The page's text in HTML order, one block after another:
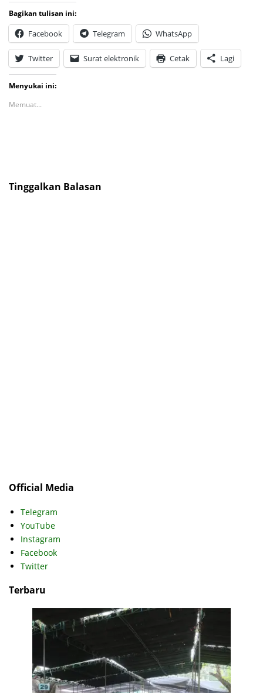
Bagikan tulisan ini:
Facebook Telegram WhatsApp
Twitter Surat elektronik Cetak Lagi
Menyukai ini:
Memuat...
Tinggalkan Balasan
Official Media
Telegram
YouTube
Instagram
Facebook
Twitter
Terbaru